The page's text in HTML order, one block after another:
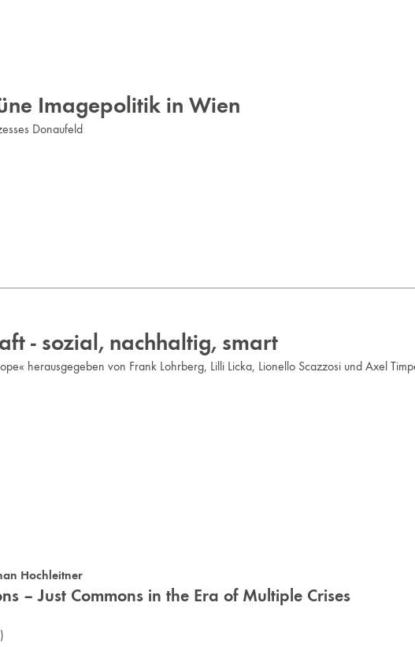
Imagepolitik in Wien
Donaufeld
- sozial, nachhaltig, smart
herausgegeben von Frank Lohrberg, Lilli Licka, Lionello Scazzosi und Axel
Hochleitner
– Just Commons in the Era of Multiple Crises